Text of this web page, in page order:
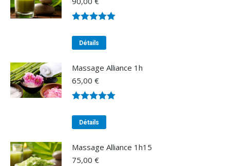
sur 5
Détails
Massage Alliance 1h
65,00 €
sur 5
Détails
Massage Alliance 1h15
75,00 €